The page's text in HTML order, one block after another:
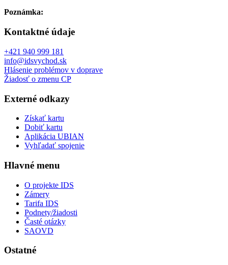
Poznámka:
Kontaktné údaje
+421 940 999 181
info@idsvychod.sk
Hlásenie problémov v doprave
Žiadosť o zmenu CP
Externé odkazy
Získať kartu
Dobiť kartu
Aplikácia UBIAN
Vyhľadať spojenie
Hlavné menu
O projekte IDS
Zámery
Tarifa IDS
Podnety/žiadosti
Časté otázky
SAOVD
Ostatné